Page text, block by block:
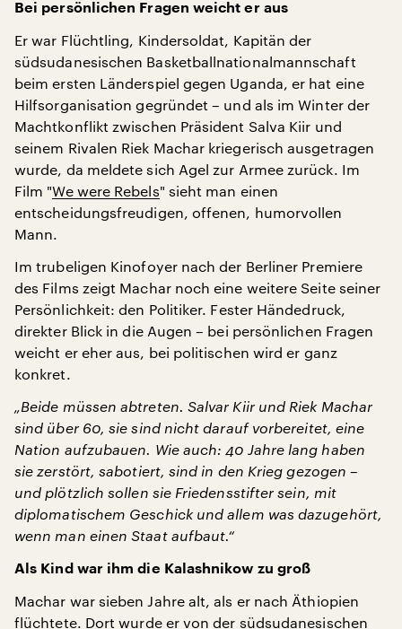
Bei persönlichen Fragen weicht er aus
Er war Flüchtling, Kindersoldat, Kapitän der
südsudanesischen Basketballnationalmannschaft
beim ersten Länderspiel gegen Uganda, er hat eine
Hilfsorganisation gegründet – und als im Winter der
Machtkonflikt zwischen Präsident Salva Kiir und
seinem Rivalen Riek Machar kriegerisch ausgetragen
wurde, da meldete sich Agel zur Armee zurück. Im
Film "We were Rebels" sieht man einen
entscheidungsfreudigen, offenen, humorvollen
Mann.
Im trubeligen Kinofoyer nach der Berliner Premiere
des Films zeigt Machar noch eine weitere Seite seiner
Persönlichkeit: den Politiker. Fester Händedruck,
direkter Blick in die Augen – bei persönlichen Fragen
weicht er eher aus, bei politischen wird er ganz
konkret.
„Beide müssen abtreten. Salvar Kiir und Riek Machar
sind über 60, sie sind nicht darauf vorbereitet, eine
Nation aufzubauen. Wie auch: 40 Jahre lang haben
sie zerstört, sabotiert, sind in den Krieg gezogen –
und plötzlich sollen sie Friedensstifter sein, mit
diplomatischem Geschick und allem was dazugehört,
wenn man einen Staat aufbaut.“
Als Kind war ihm die Kalashnikow zu groß
Machar war sieben Jahre alt, als er nach Äthiopien
flüchtete. Dort wurde er von der südsudanesischen